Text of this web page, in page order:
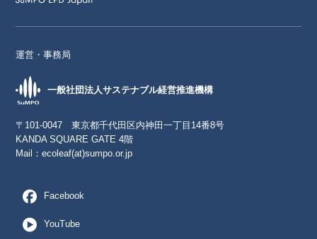
運営・事務局
一般社団法人サステナブル経営推進機構
〒101-0047 東京都千代田区内神田一丁目14番8号
KANDA SQUARE GATE 4階
Mail：ecoleaf(at)sumpo.or.jp
Facebook
YouTube